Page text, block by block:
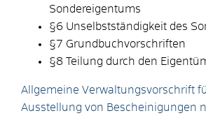
Sondereigentums
§6 Unselbstständigkeit des
§7 Grundbuchvorschriften
§8 Teilung durch den
Allgemeine Verwaltungsvorschrift
Ausstellung von Bescheinigungen